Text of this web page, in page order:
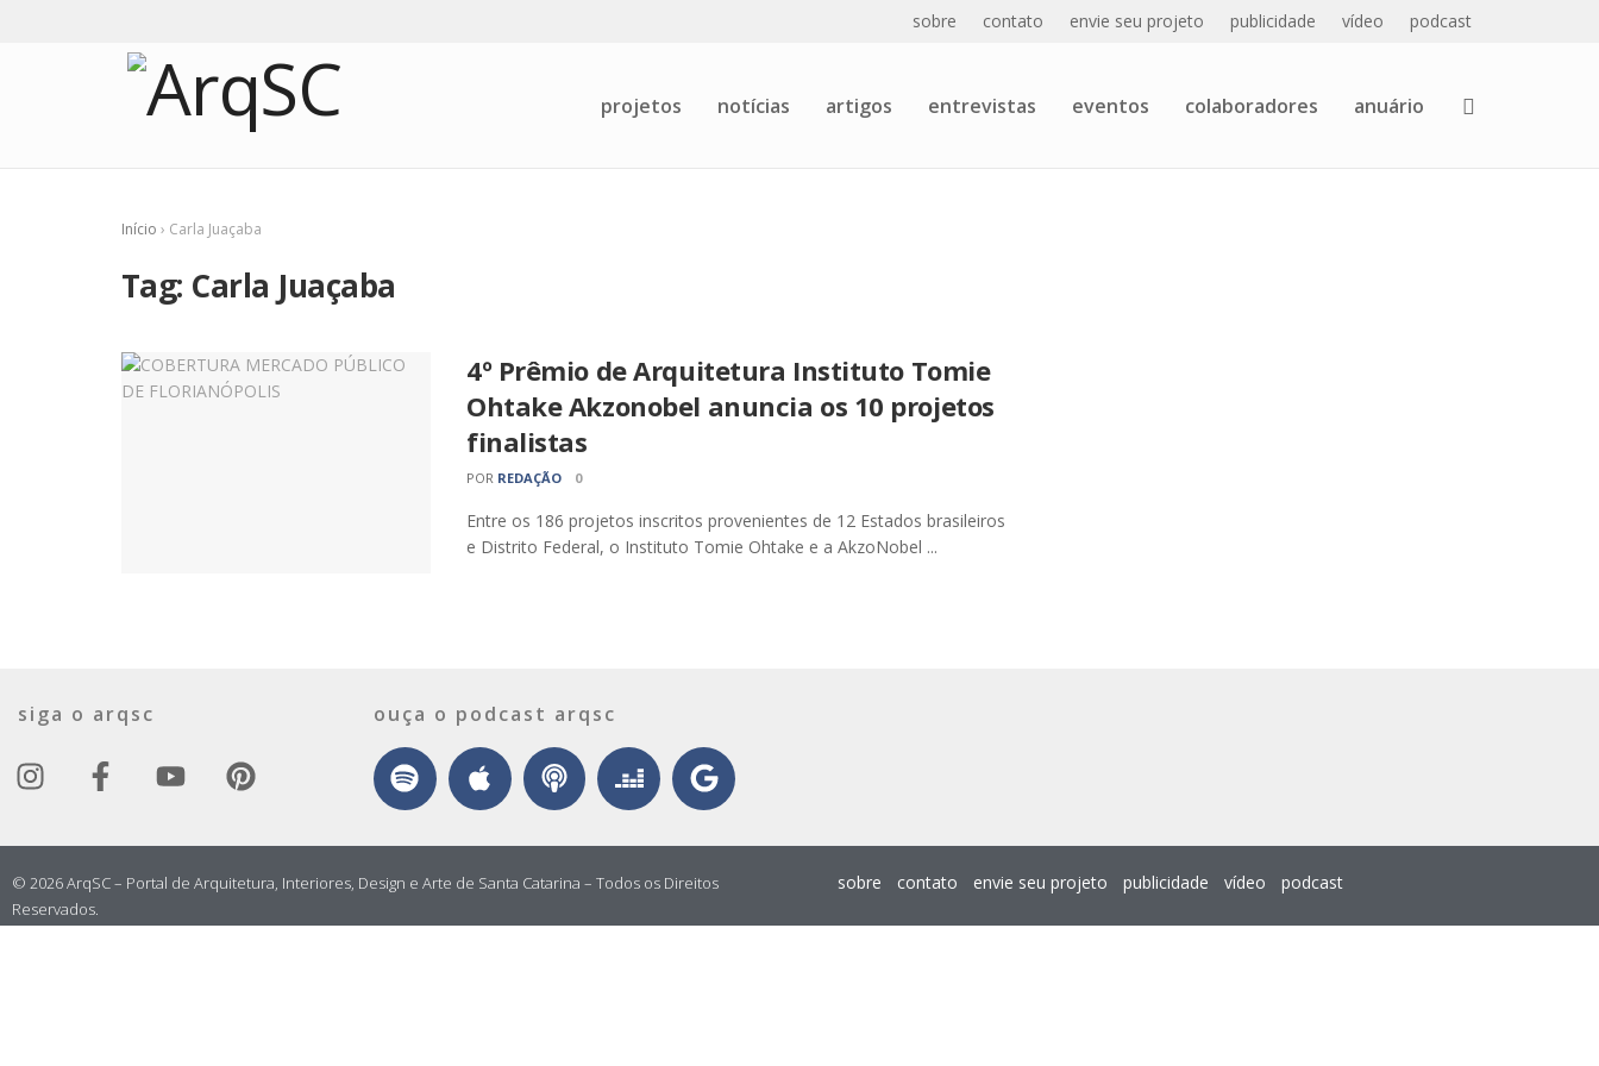
sobre contato envie seu projeto publicidade vídeo podcast
projetos notícias artigos entrevistas eventos colaboradores anuário
Início › Carla Juaçaba
Tag: Carla Juaçaba
4º Prêmio de Arquitetura Instituto Tomie
Ohtake Akzonobel anuncia os 10 projetos
finalistas
POR REDAÇÃO 0
Entre os 186 projetos inscritos provenientes de 12 Estados brasileiros
e Distrito Federal, o Instituto Tomie Ohtake e a AkzoNobel ...
siga o arqsc ouça o podcast arqsc
© 2026 ArqSC – Portal de Arquitetura, Interiores, Design e Arte de Santa Catarina – Todos os Direitos
Reservados.
sobre contato envie seu projeto publicidade vídeo podcast